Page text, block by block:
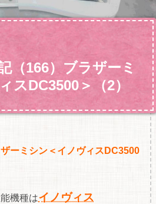
（166）ブラザーミ
スDC3500＞（2）
ーミシン＜イノヴィスDC3500
機種はイノヴィス